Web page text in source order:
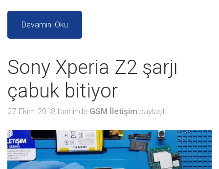
Devamını Oku
Sony Xperia Z2 şarjı
çabuk bitiyor
27 Ekim 2018 tarihinde GSM İletişim paylaştı.